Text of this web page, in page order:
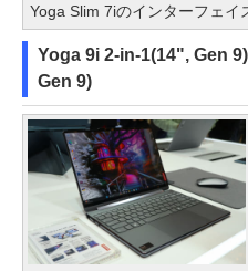
Yoga Slim 7iのインターフェイ
Yoga 9i 2-in-1(14", Gen
Gen 9)